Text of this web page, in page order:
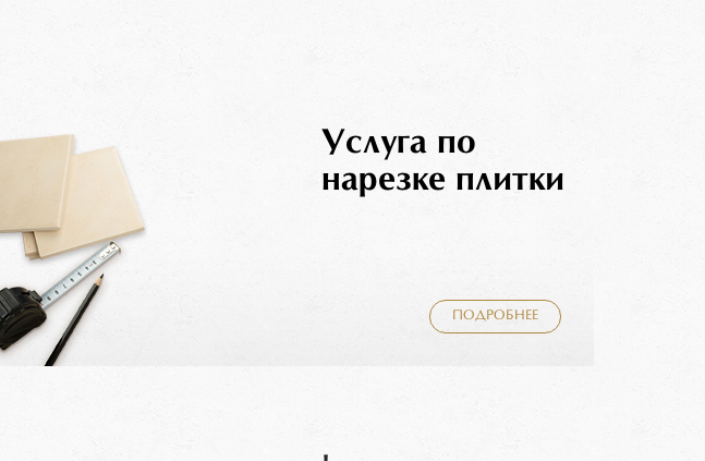
Услуга по
нарезке плитки
ПОДРОБНЕЕ